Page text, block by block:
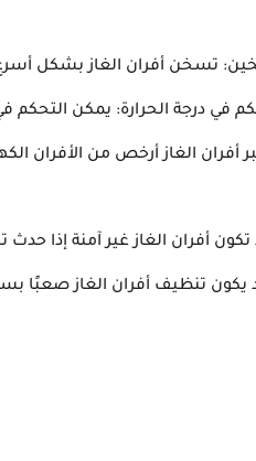
تسخن أفران الغاز بشكل أسرع
في درجة الحرارة: يمكن التحكم في
أفران الغاز أرخص من الأفران
أفران الغاز غير آمنة إذا
يكون تنظيف أفران الغاز صعبًا